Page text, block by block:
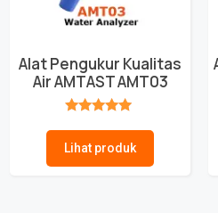
Alat Pengukur Kualitas
Air AMTAST AMT03
Lihat produk